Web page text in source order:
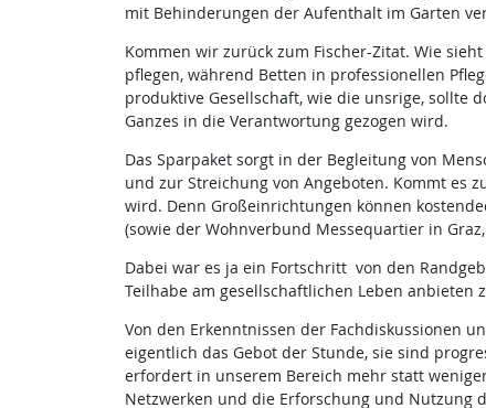
mit Behinderungen der Aufenthalt im Garten
Kommen wir zurück zum Fischer-Zitat. Wie
pflegen, während Betten in professionellen
produktive Gesellschaft, wie die unsrige, sollte
Ganzes in die Verantwortung gezogen wird.
Das Sparpaket sorgt in der Begleitung von
und zur Streichung von Angeboten. Kommt es
wird. Denn Großeinrichtungen können
(sowie der Wohnverbund Messequartier in
Dabei war es ja ein Fortschritt von den
Teilhabe am gesellschaftlichen Leben anbieten
Von den Erkenntnissen der Fachdiskussionen
eigentlich das Gebot der Stunde, sie sind
erfordert in unserem Bereich mehr statt
Netzwerken und die Erforschung und Nutzung